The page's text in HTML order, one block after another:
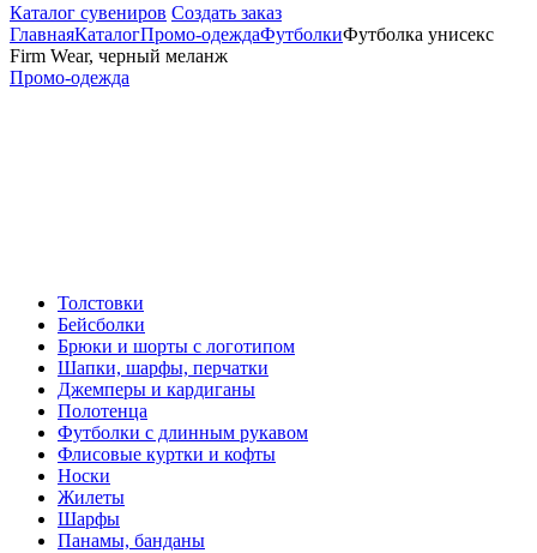
Каталог сувениров Создать заказ
ГлавнаяКаталогПромо-одеждаФутболкиФутболка унисекс
Firm Wear, черный меланж
Промо-одежда
Толстовки
Бейсболки
Брюки и шорты с логотипом
Шапки, шарфы, перчатки
Джемперы и кардиганы
Полотенца
Футболки с длинным рукавом
Флисовые куртки и кофты
Носки
Жилеты
Шарфы
Панамы, банданы